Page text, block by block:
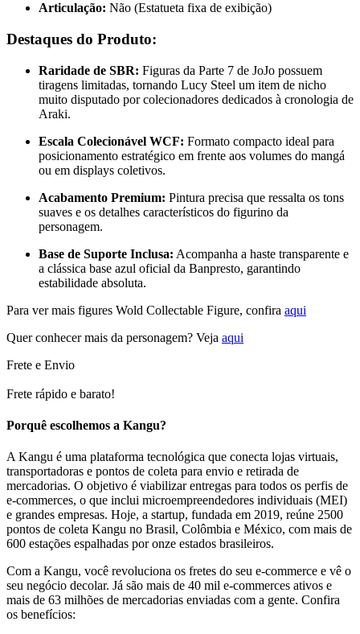
Articulação: Não (Estatueta fixa de exibição)
Destaques do Produto:
Raridade de SBR: Figuras da Parte 7 de JoJo possuem
tiragens limitadas, tornando Lucy Steel um item de nicho
muito disputado por colecionadores dedicados à cronologia de
Araki.
Escala Colecionável WCF: Formato compacto ideal para
posicionamento estratégico em frente aos volumes do mangá
ou em displays coletivos.
Acabamento Premium: Pintura precisa que ressalta os tons
suaves e os detalhes característicos do figurino da
personagem.
Base de Suporte Inclusa: Acompanha a haste transparente e
a clássica base azul oficial da Banpresto, garantindo
estabilidade absoluta.
Para ver mais figures Wold Collectable Figure, confira aqui
Quer conhecer mais da personagem? Veja aqui
Frete e Envio
Frete rápido e barato!
Porquê escolhemos a Kangu?
A Kangu é uma plataforma tecnológica que conecta lojas virtuais,
transportadoras e pontos de coleta para envio e retirada de
mercadorias. O objetivo é viabilizar entregas para todos os perfis de
e-commerces, o que inclui microempreendedores individuais (MEI)
e grandes empresas. Hoje, a startup, fundada em 2019, reúne 2500
pontos de coleta Kangu no Brasil, Colômbia e México, com mais de
600 estações espalhadas por onze estados brasileiros.
Com a Kangu, você revoluciona os fretes do seu e-commerce e vê o
seu negócio decolar. Já são mais de 40 mil e-commerces ativos e
mais de 63 milhões de mercadorias enviadas com a gente. Confira
os benefícios: